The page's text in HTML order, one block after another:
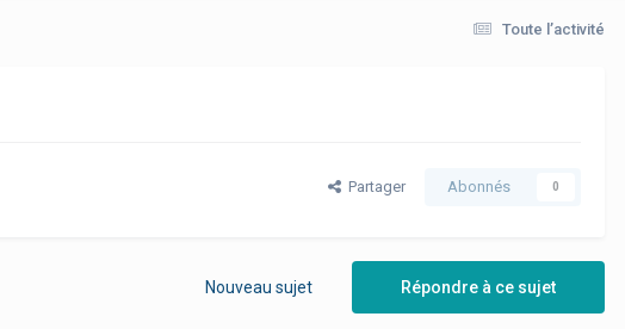
Toute l’activité
Partager Abonnés 0
Répondre à ce sujet
Nouveau sujet